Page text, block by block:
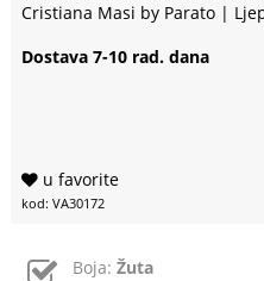
Cristiana Masi by Parato |
Dostava 7-10 rad. dana
u favorite
kod: VA30172
Boja: Žuta